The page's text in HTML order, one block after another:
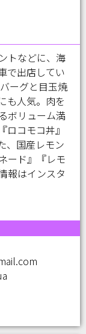
トなどに、海
で出店してい
ーグと目玉焼
も人気。肉を
ボリューム満
ロコモコ丼』
、国産レモン
ード』『レモ
報はインスタ